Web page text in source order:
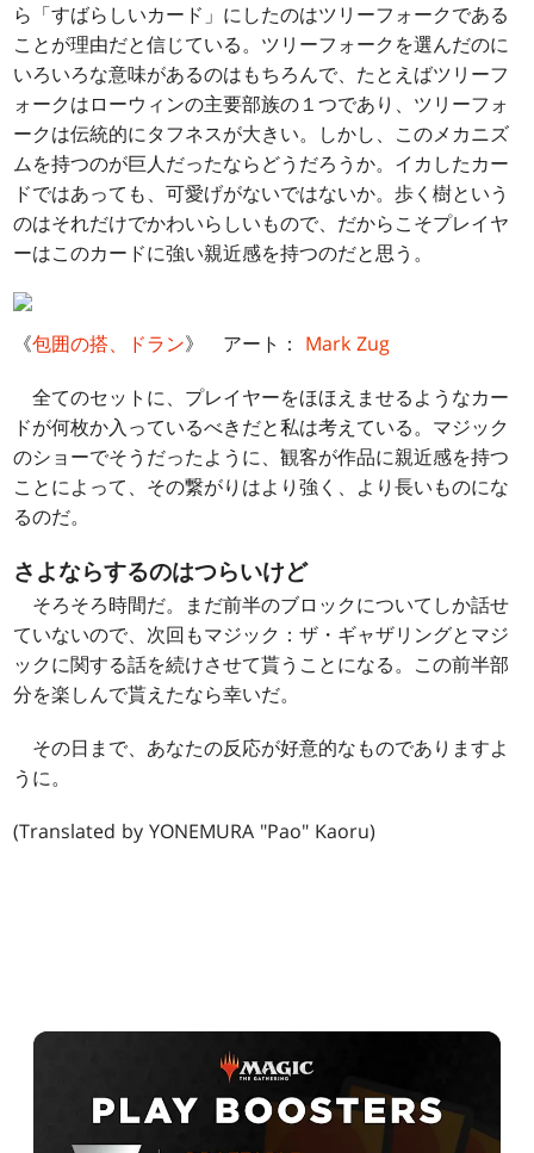
ら「すばらしいカード」にしたのはツリーフォークである
ことが理由だと信じている。ツリーフォークを選んだのに
いろいろな意味があるのはもちろんで、たとえばツリーフ
ォークはローウィンの主要部族の１つであり、ツリーフォ
ークは伝統的にタフネスが大きい。しかし、このメカニズ
ムを持つのが巨人だったならどうだろうか。イカしたカー
ドではあっても、可愛げがないではないか。歩く樹という
のはそれだけでかわいらしいもので、だからこそプレイヤ
ーはこのカードに強い親近感を持つのだと思う。
《包囲の搭、ドラン》 アート： Mark Zug
全てのセットに、プレイヤーをほほえませるようなカー
ドが何枚か入っているべきだと私は考えている。マジック
のショーでそうだったように、観客が作品に親近感を持つ
ことによって、その繋がりはより強く、より長いものにな
るのだ。
さよならするのはつらいけど
そろそろ時間だ。まだ前半のブロックについてしか話せ
ていないので、次回もマジック：ザ・ギャザリングとマジ
ックに関する話を続けさせて貰うことになる。この前半部
分を楽しんで貰えたなら幸いだ。
その日まで、あなたの反応が好意的なものでありますよ
うに。
(Translated by YONEMURA "Pao" Kaoru)